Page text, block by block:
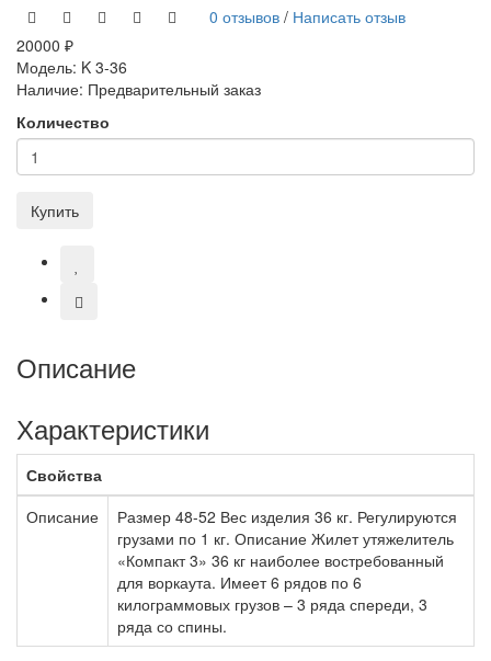
0 отзывов / Написать отзыв
20000 ₽
Модель: K 3-36
Наличие: Предварительный заказ
Количество
Купить
Описание
Характеристики
Свойства
Описание
Размер 48-52 Вес изделия 36 кг. Регулируются
грузами по 1 кг. Описание Жилет утяжелитель
«Компакт 3» 36 кг наиболее востребованный
для воркаута. Имеет 6 рядов по 6
килограммовых грузов – 3 ряда спереди, 3
ряда со спины.